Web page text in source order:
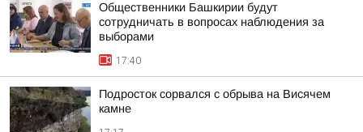
Общественники Башкирии будут
сотрудничать в вопросах наблюдения за
выборами
17:40
Подросток сорвался с обрыва на Висячем
камне